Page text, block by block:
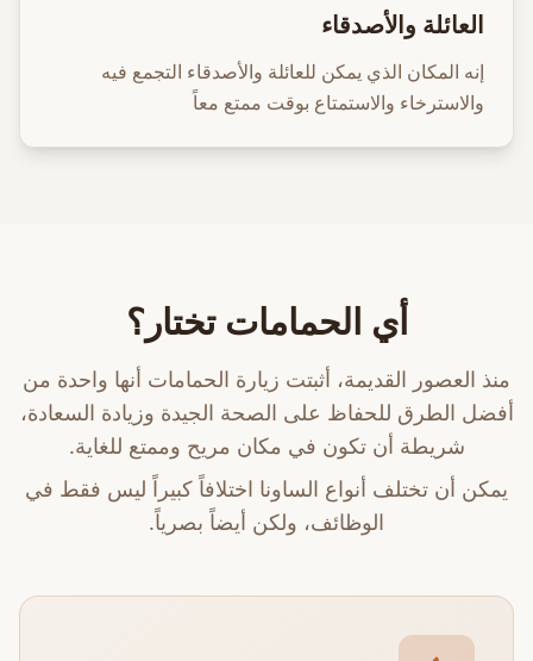
العائلة والأصدقاء
إنه المكان الذي يمكن للعائلة والأصدقاء التجمع فيه
والاسترخاء والاستمتاع بوقت ممتع معاً
أي الحمامات تختار؟
منذ العصور القديمة، أثبتت زيارة الحمامات أنها واحدة من
أفضل الطرق للحفاظ على الصحة الجيدة وزيادة السعادة،
شريطة أن تكون في مكان مريح وممتع للغاية.
يمكن أن تختلف أنواع الساونا اختلافاً كبيراً ليس فقط في
الوظائف، ولكن أيضاً بصرياً.